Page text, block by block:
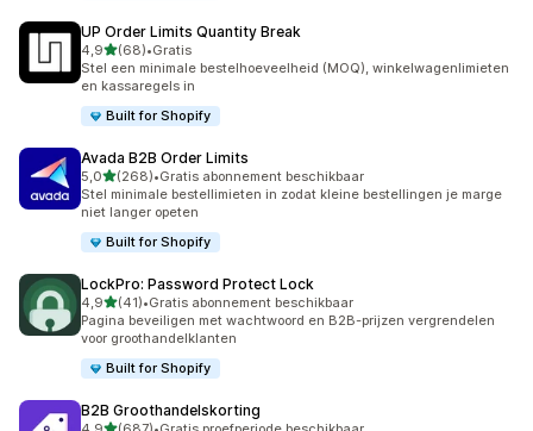
UP Order Limits Quantity Break
4,9van 5 sterren
(68)
68 recensies in totaal
•Gratis
Stel een minimale bestelhoeveelheid (MOQ), winkelwagenlimieten
en kassaregels in
Built for Shopify
Avada B2B Order Limits
5,0van 5 sterren
(268)
268 recensies in totaal
•Gratis abonnement beschikbaar
Stel minimale bestellimieten in zodat kleine bestellingen je marge
niet langer opeten
Built for Shopify
LockPro: Password Protect Lock
4,9van 5 sterren
(41)
41 recensies in totaal
•Gratis abonnement beschikbaar
Pagina beveiligen met wachtwoord en B2B-prijzen vergrendelen
voor groothandelklanten
Built for Shopify
B2B Groothandelskorting
van 5 sterren